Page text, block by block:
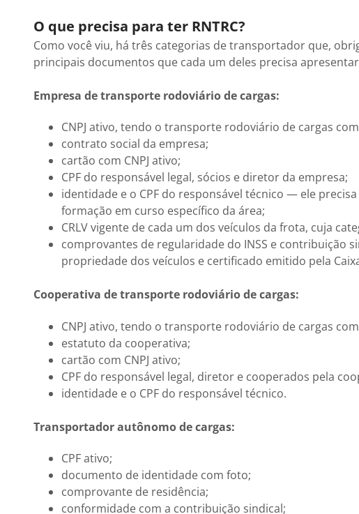
O que precisa para ter RNTRC?
Como você viu, há três categorias de transportador que,
principais documentos que cada um deles precisa
Empresa de transporte rodoviário de cargas:
CNPJ ativo, tendo o transporte rodoviário de cargas
contrato social da empresa;
cartão com CNPJ ativo;
CPF do responsável legal, sócios e diretor da empresa;
identidade e o CPF do responsável técnico — ele
formação em curso específico da área;
CRLV vigente de cada um dos veículos da frota, cuja
comprovantes de regularidade do INSS e contribuição
propriedade dos veículos e certificado emitido pela
Cooperativa de transporte rodoviário de cargas:
CNPJ ativo, tendo o transporte rodoviário de cargas
estatuto da cooperativa;
cartão com CNPJ ativo;
CPF do responsável legal, diretor e cooperados pela
identidade e o CPF do responsável técnico.
Transportador autônomo de cargas:
CPF ativo;
documento de identidade com foto;
comprovante de residência;
conformidade com a contribuição sindical;